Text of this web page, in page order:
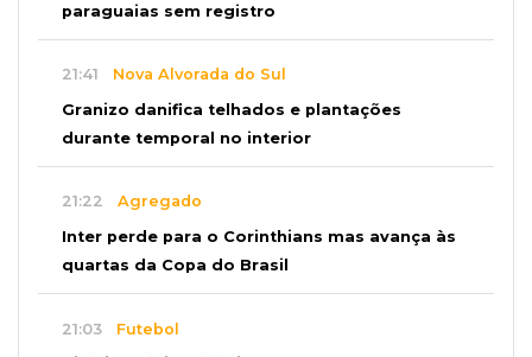
paraguaias sem registro
21:41 Nova Alvorada do Sul
Granizo danifica telhados e plantações
durante temporal no interior
21:22 Agregado
Inter perde para o Corinthians mas avança às
quartas da Copa do Brasil
21:03 Futebol